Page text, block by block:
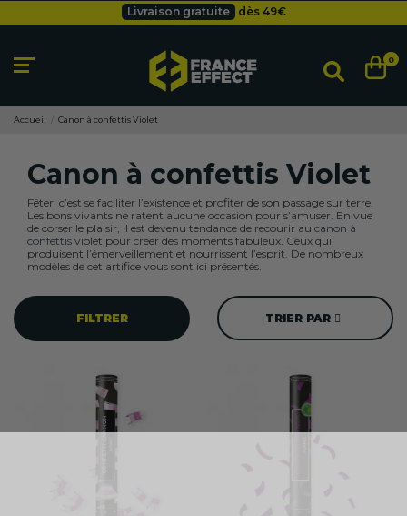
Livraison gratuite dès 49€
Livraison gratuite dès 49 0
Accueil Canon à confettis Violet
Canon à confettis Violet
Fêter, c’est se faciliter l’existence et profiter de son passage sur terre.
Les bons vivants ne ratent aucune occasion pour s’amuser. En vue
de corser le plaisir, il est devenu tendance de recourir au canon à
confettis violet pour créer des moments fabuleux. Ceux qui
produisent l’émerveillement et nourrissent l’esprit. De nombreux
modèles de cet artifice vous sont ici présentés.
FILTRER TRIER PAR